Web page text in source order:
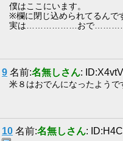
僕はここにいます。
※欄に閉じ込められてるんで
実は………………おで…………
9 名前:名無しさん:
米８はおでんになったようで
10 名前:名無しさん: